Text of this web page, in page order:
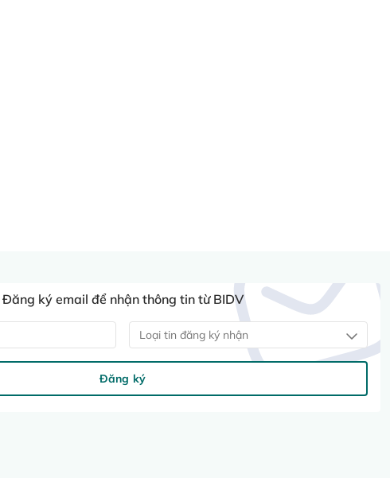
Đăng ký email để nhận thông tin từ BIDV
Loại tin đăng ký nhận
Đăng ký